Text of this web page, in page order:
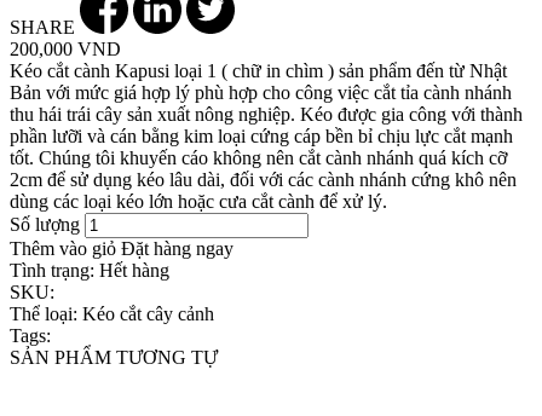
SHARE
200,000 VND
Kéo cắt cành Kapusi loại 1 ( chữ in chìm ) sản phẩm đến từ Nhật
Bản với mức giá hợp lý phù hợp cho công việc cắt tỉa cành nhánh
thu hái trái cây sản xuất nông nghiệp. Kéo được gia công với thành
phần lưỡi và cán bằng kim loại cứng cáp bền bỉ chịu lực cắt mạnh
tốt. Chúng tôi khuyến cáo không nên cắt cành nhánh quá kích cỡ
2cm để sử dụng kéo lâu dài, đối với các cành nhánh cứng khô nên
dùng các loại kéo lớn hoặc cưa cắt cành để xử lý.
Số lượng
Thêm vào giỏ Đặt hàng ngay
Tình trạng: Hết hàng
SKU:
Thể loại: Kéo cắt cây cảnh
Tags:
SẢN PHẨM TƯƠNG TỰ